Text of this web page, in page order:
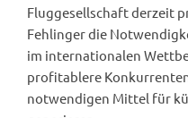
Fluggesellschaft derzeit
Fehlinger die
im internationalen
profitablere
notwendigen Mittel für